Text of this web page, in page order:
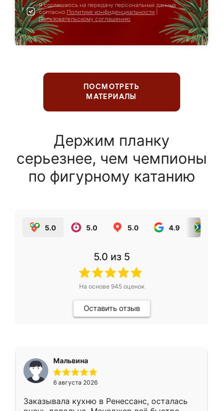
Я соглашаюсь на передачу персональных данных
согласно Политике конфиденциальности
Пользовательскому соглашению
ПОСМОТРЕТЬ
МАТЕРИАЛЫ
Держим планку
серьезнее, чем чемпионы
по фигурному катанию
5.0 5.0 5.0 4.9
5.0 из 5
На основе 945оценок
Оставить отзыв
Мальвина
6 августа 2026
Заказывала кухню в Ренессанс, осталась